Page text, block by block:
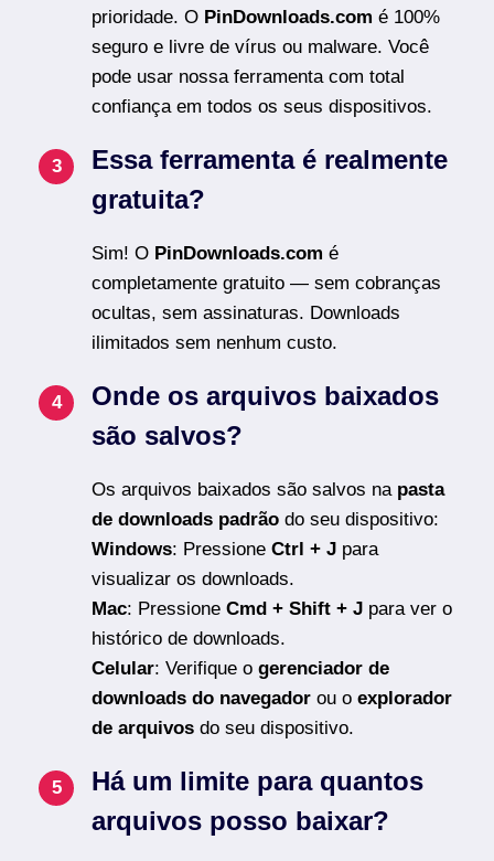
prioridade. O PinDownloads.com é 100%
seguro e livre de vírus ou malware. Você
pode usar nossa ferramenta com total
confiança em todos os seus dispositivos.
Essa ferramenta é realmente
gratuita?
Sim! O PinDownloads.com é
completamente gratuito — sem cobranças
ocultas, sem assinaturas. Downloads
ilimitados sem nenhum custo.
Onde os arquivos baixados
são salvos?
Os arquivos baixados são salvos na pasta
de downloads padrão do seu dispositivo:
Windows: Pressione Ctrl + J para
visualizar os downloads.
Mac: Pressione Cmd + Shift + J para ver o
histórico de downloads.
Celular: Verifique o gerenciador de
downloads do navegador ou o explorador
de arquivos do seu dispositivo.
Há um limite para quantos
arquivos posso baixar?